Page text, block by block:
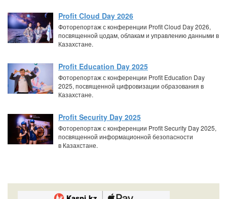
Profit Cloud Day 2026
Фоторепортаж с конференции Profit Cloud Day 2026,
посвященной цодам, облакам и управлению данными в
Казахстане.
Profit Education Day 2025
Фоторепортаж с конференции Profit Education Day
2025, посвященной цифровизации образования в
Казахстане.
Profit Security Day 2025
Фоторепортаж с конференции Profit Security Day 2025,
посвященной информационной безопасности
в Казахстане.